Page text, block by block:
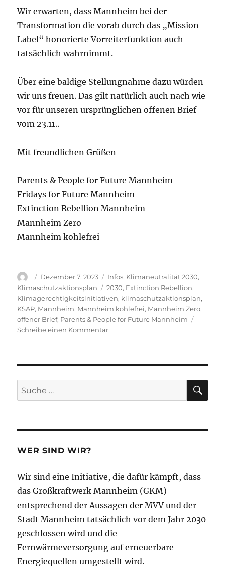
Wir erwarten, dass Mannheim bei der
Transformation die vorab durch das „Mission
Label“ honorierte Vorreiterfunktion auch
tatsächlich wahrnimmt.
Über eine baldige Stellungnahme dazu würden
wir uns freuen. Das gilt natürlich auch nach wie
vor für unseren ursprünglichen offenen Brief
vom 23.11..
Mit freundlichen Grüßen
Parents & People for Future Mannheim
Fridays for Future Mannheim
Extinction Rebellion Mannheim
Mannheim Zero
Mannheim kohlefrei
Autor
Veröffentlicht
am
Dezember 7, 2023 Kategorien
Infos, Klimaneutralität 2030,
Klimaschutzaktionsplan
Schlagwörter
2030, Extinction Rebellion,
Klimagerechtigkeitsinitiativen, klimaschutzaktionsplan,
KSAP, Mannheim, Mannheim kohlefrei, Mannheim Zero,
offener Brief, Parents & People for Future Mannheim
Schreibe einen Kommentarzu
Mannheimer
Klimagerechtigkeitsinitiativen
an
zum
Klimaneutralitätsziel
Suche
nach:
WER SIND WIR?
Wir sind eine Initiative, die dafür kämpft, dass
das Großkraftwerk Mannheim (GKM)
entsprechend der Aussagen der MVV und der
Stadt Mannheim tatsächlich vor dem Jahr 2030
geschlossen wird und die
Fernwärmeversorgung auf erneuerbare
Energiequellen umgestellt wird.